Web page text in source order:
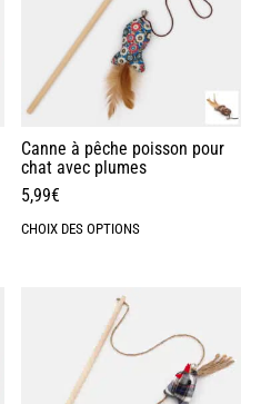
Canne à pêche poisson pour
chat avec plumes
5,99€
CHOIX DES OPTIONS